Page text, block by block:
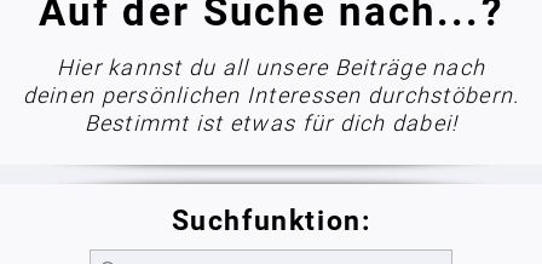
Auf der Suche nach...?
Hier kannst du all unsere Beiträge nach
deinen persönlichen Interessen durchstöbern.
Bestimmt ist etwas für dich dabei!
Suchfunktion: